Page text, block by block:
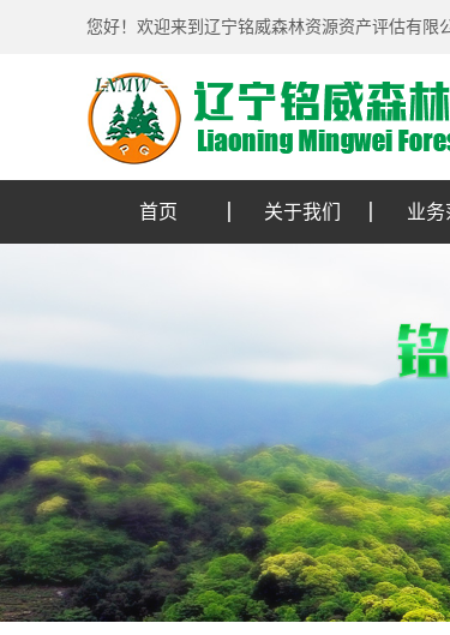
您好！欢迎来到辽宁铭威森林资源资产评估有限
首页 关于我们 业务